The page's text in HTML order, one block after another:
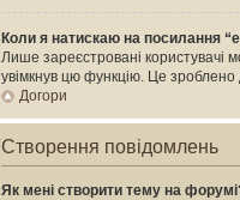
Коли я натискаю на посилання
Лише зареєстровані користувачі
увімкнув цю функцію. Це
Догори
Створення повідомлень
Як мені створити тему на